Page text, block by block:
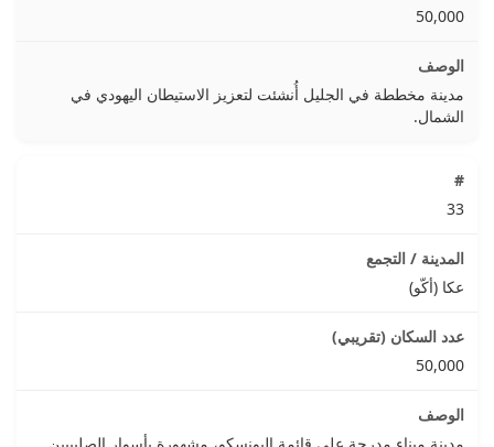
50,000
مدينة مخططة في الجليل أُنشئت لتعزيز الاستيطان اليهودي في
الشمال.
33
عكا (أكّو)
50,000
مدينة ميناء مدرجة على قائمة اليونسكو، مشهورة بأسوار الصليبيين